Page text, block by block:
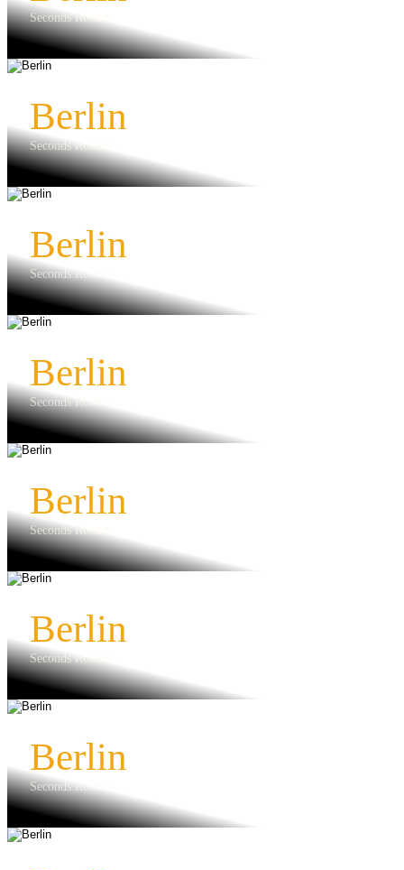
Seconds Rooms
Berlin
Seconds Rooms
Berlin
Seconds Rooms
Berlin
Seconds Rooms
Berlin
Seconds Rooms
Berlin
Seconds Rooms
Berlin
Seconds Rooms